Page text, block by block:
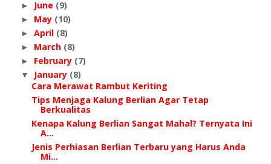
► June (9)
► May (10)
► April (8)
► March (8)
► February (7)
▼ January (8)
Cara Merawat Rambut Keriting
Tips Menjaga Kalung Berlian Agar Tetap
Berkualitas
Kenapa Kalung Berlian Sangat Mahal? Ternyata Ini
A...
Jenis Perhiasan Berlian Terbaru yang Harus Anda
Mi...